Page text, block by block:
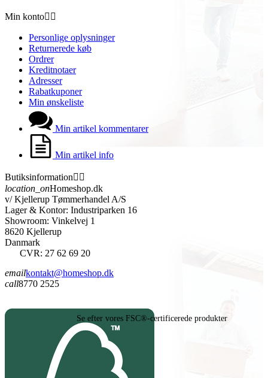
Min konto 
Personlige oplysninger
Returnerede køb
Ordrer
Kreditnotaer
Adresser
Rabatkuponer
Min ønskeliste
Min artikel kommentarer
Min artikel info
Butiksinformation 
location_onHomeshop.dk
v/ Kjellerup Tømmerhandel A/S
Lager & Kontor: Industriparken 16
Showroom: Vinkelvej 1
8620 Kjellerup
Danmark
CVR: 27 62 69 20
emailkontakt@homeshop.dk
call8770 2525
Se efter vores FSC®-certificerede produkter